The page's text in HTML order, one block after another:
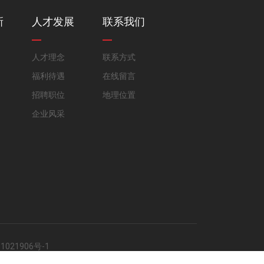
人才发展
人才理念
福利待遇
招聘职位
企业风采
联系我们
联系方式
在线留言
地理位置
号-1